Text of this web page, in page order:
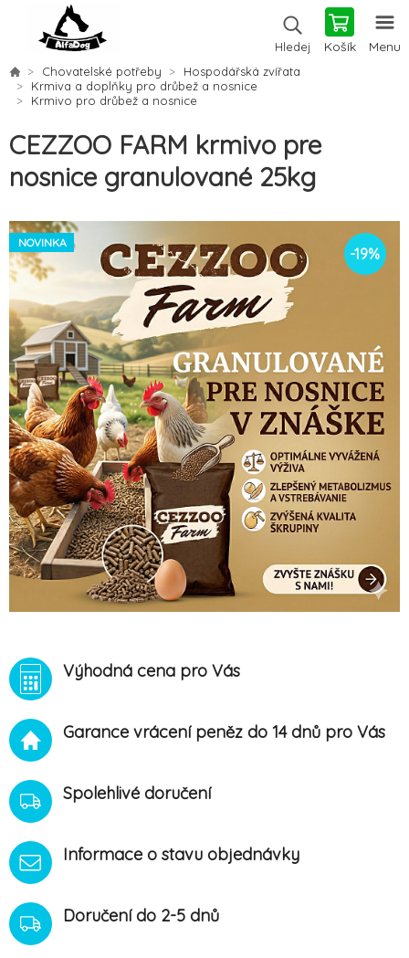
Hledej Košík Menu
Chovatelské potřeby
Hospodářská zvířata
Krmiva a doplňky pro drůbež a nosnice
Krmivo pro drůbež a nosnice
CEZZOO FARM krmivo pre
nosnice granulované 25kg
NOVINKA
-19%
Výhodná cena pro Vás
Garance vrácení peněz do 14 dnů pro Vás
Spolehlivé doručení
Informace o stavu objednávky
Doručení do 2-5 dnů